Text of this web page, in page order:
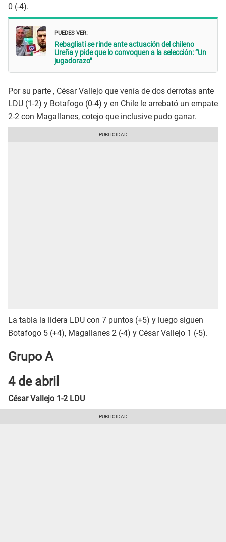
0 (-4).
PUEDES VER:
Rebagliati se rinde ante actuación del chileno
Ureña y pide que lo convoquen a la selección: “Un
jugadorazo"
Por su parte , César Vallejo que venía de dos derrotas ante
LDU (1-2) y Botafogo (0-4) y en Chile le arrebató un empate
2-2 con Magallanes, cotejo que inclusive pudo ganar.
La tabla la lidera LDU con 7 puntos (+5) y luego siguen
Botafogo 5 (+4), Magallanes 2 (-4) y César Vallejo 1 (-5).
Grupo A
4 de abril
César Vallejo 1-2 LDU